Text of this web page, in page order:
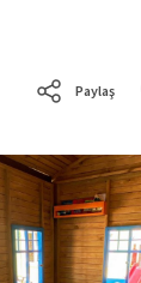
Paylaş